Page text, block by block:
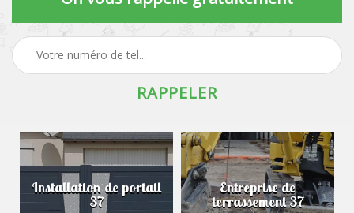
Installation de portail
37
Entreprise de
terrassement 37